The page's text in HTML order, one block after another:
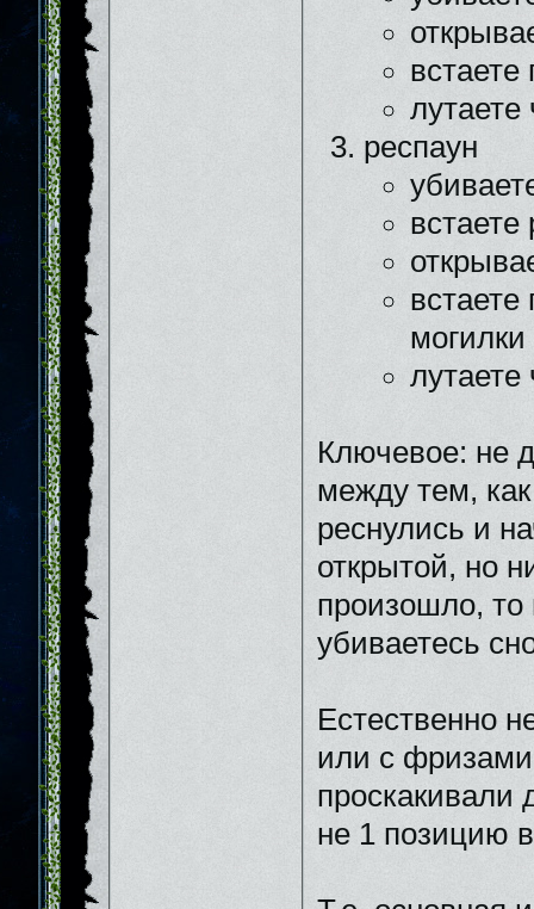
встаете
лутаете
респаун
встаете
могилки
лутаете
Ключевое: не
между тем,
реснулись и
открытой, но
произошло, то
убиваетесь
Естественно
или с
проскакивали
не 1 позицию